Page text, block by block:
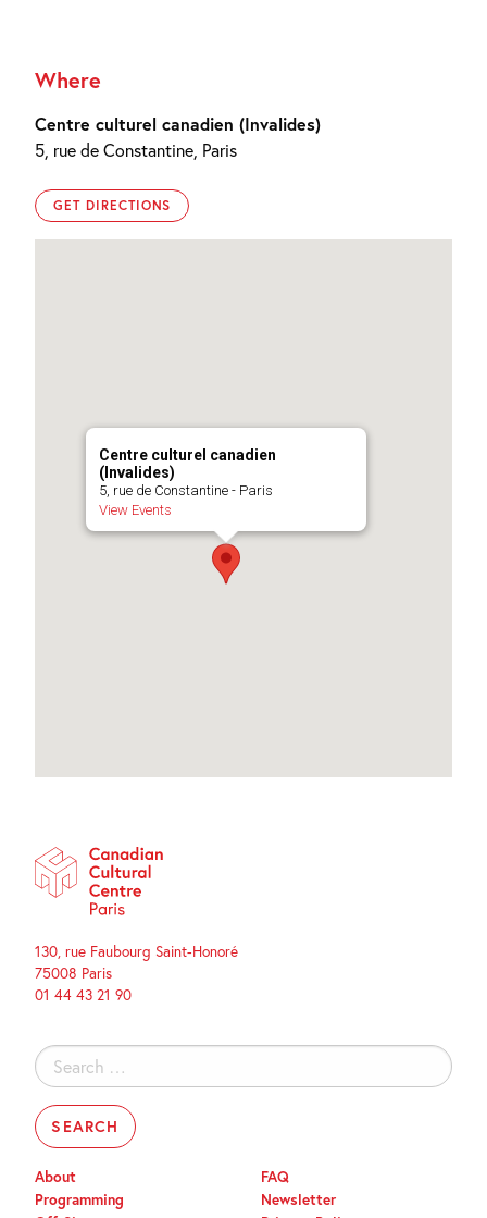
Where
Centre culturel canadien (Invalides)
5, rue de Constantine, Paris
GET DIRECTIONS
Centre culturel canadien
(Invalides)
5, rue de Constantine - Paris
View Events
130, rue Faubourg Saint-Honoré
75008 Paris
01 44 43 21 90
Search
for:
About
Programming
FAQ
Newsletter